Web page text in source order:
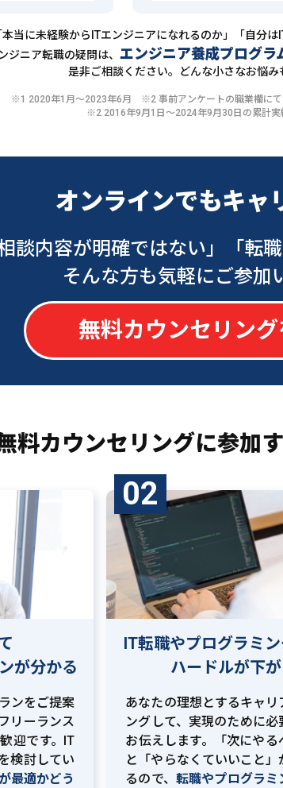
本当に未経験からITエンジニアになれるのか」「自分
ジニア転職の疑問は、 エンジニア養成プログラ
是非ご相談ください。どんな小さなお悩み
※1 2020年1月〜2023年6月 ※2 事前アンケートの職業欄にて
※2 2016年9月1日〜2024年9月30日の累計
オンラインでもキャ
相談内容が明確ではない」
「転
そんな方も気軽にご参加
無料カウンセリン
料カウンセリングに参加
が分かる
ンをご提案
リーランス
迎です。IT
検討してい
最適かどう
02
IT転職やプログラミ
ハードルが下
あなたの理想とするキャリ
ングして、実現のために必
お伝えします。「次にやる
と「やらなくていいこと」
るので、 転職やプログラミ